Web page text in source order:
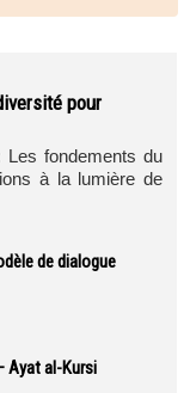
pour
Les fondements du
à la lumière de
de dialogue
Ayat al-Kursi